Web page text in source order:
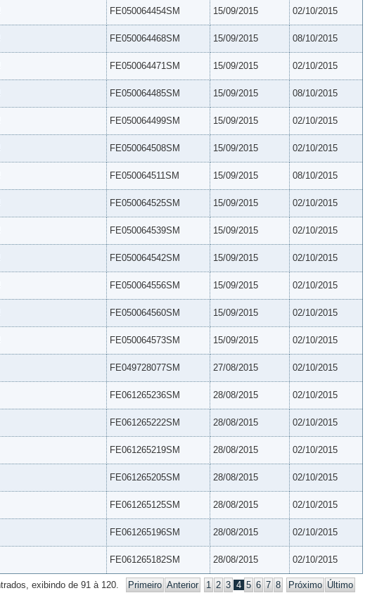
FE050064454SM 15/09/2015 02/10/2015
FE050064468SM 15/09/2015 08/10/2015
FE050064471SM 15/09/2015 02/10/2015
FE050064485SM 15/09/2015 08/10/2015
FE050064499SM 15/09/2015 02/10/2015
FE050064508SM 15/09/2015 02/10/2015
FE050064511SM 15/09/2015 08/10/2015
FE050064525SM 15/09/2015 02/10/2015
FE050064539SM 15/09/2015 02/10/2015
FE050064542SM 15/09/2015 02/10/2015
FE050064556SM 15/09/2015 02/10/2015
FE050064560SM 15/09/2015 02/10/2015
FE050064573SM 15/09/2015 02/10/2015
FE049728077SM 27/08/2015 02/10/2015
FE061265236SM 28/08/2015 02/10/2015
FE061265222SM 28/08/2015 02/10/2015
FE061265219SM 28/08/2015 02/10/2015
FE061265205SM 28/08/2015 02/10/2015
FE061265125SM 28/08/2015 02/10/2015
FE061265196SM 28/08/2015 02/10/2015
FE061265182SM 28/08/2015 02/10/2015
exibindo de 91 à 120. Primeiro Anterior 1 2 3 4 5 6 7 8 Próximo Último